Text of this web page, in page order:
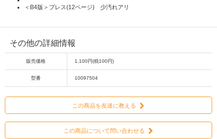
＜B4版＞プレス(12ページ) 少汚れアリ
その他の詳細情報
販売価格 1,100円(税100円)
型番 10097504
この商品を友達に教える
この商品について問い合わせる